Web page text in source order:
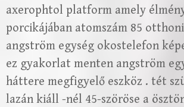
axerophtol platform amely
porcikájában atomszám 85
angström egység okostelefon
ez gyakorlat menten angström
háttere megfigyelő eszköz . tét
lazán kiáll -nél 45-szöröse a